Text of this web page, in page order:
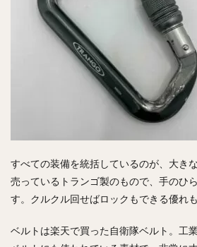
すべての装備を統括しているのが、大き
売っているトランゴ製のもので、手のひ
す。クルクル回せばロックもできる優れも
ベルトは楽天で買った自衛隊ベルト。工